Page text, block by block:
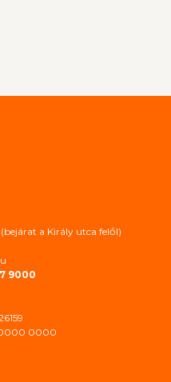
a Király utca felől)
9000
0000 0000